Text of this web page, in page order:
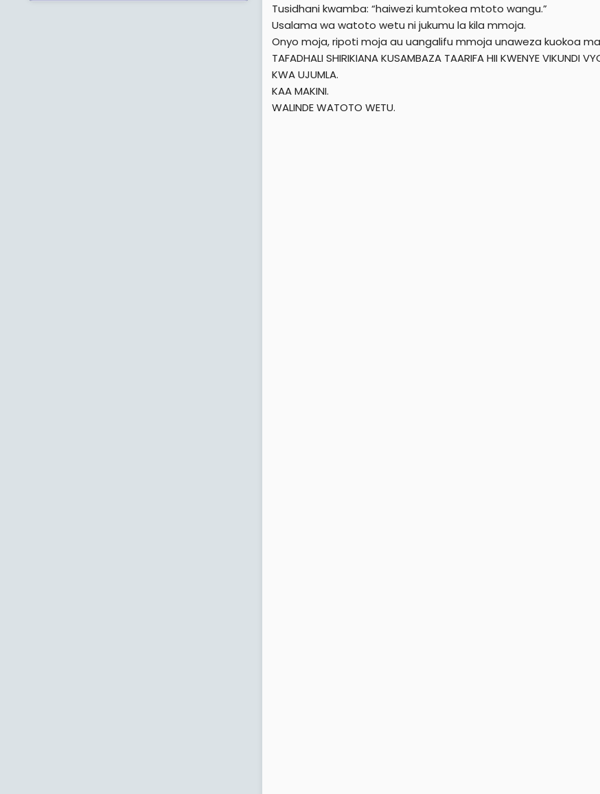
Tusidhani kwamba: “haiwezi kumtokea mtoto wangu.”
Usalama wa watoto wetu ni jukumu la kila mmoja.
Onyo moja, ripoti moja au uangalifu mmoja unaweza kuokoa
TAFADHALI SHIRIKIANA KUSAMBAZA TAARIFA HII KWENYE VIKUNDI
KWA UJUMLA.
KAA MAKINI.
WALINDE WATOTO WETU.